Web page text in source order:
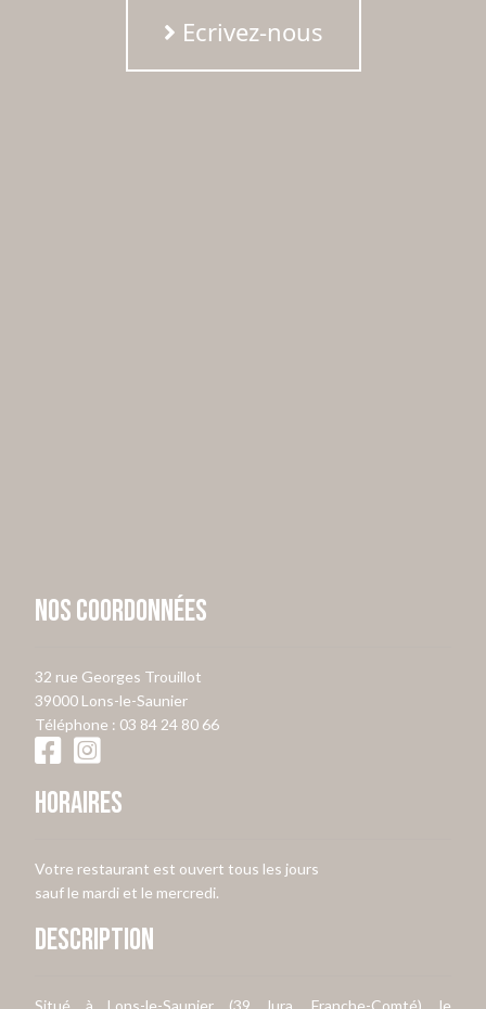
Ecrivez-nous
Nos coordonnées
32 rue Georges Trouillot
39000 Lons-le-Saunier
Téléphone : 03 84 24 80 66
Horaires
Votre restaurant est ouvert tous les jours
sauf le mardi et le mercredi.
Description